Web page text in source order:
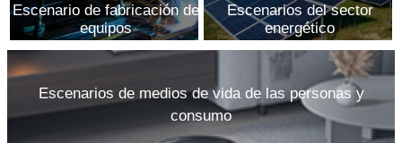
Escenario de fabricación de
equipos
Escenarios del sector
energético
Escenarios de medios de vida de las personas y
consumo